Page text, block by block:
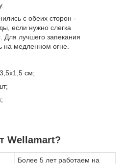
с обеих сторон -
если нужно слегка
лучшего запекания
на медленном огне.
см;
Wellamart?
Более 5 лет работаем на